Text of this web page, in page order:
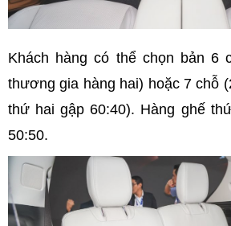
Khách hàng có thể chọn bản 6
thương gia hàng hai) hoặc 7 chỗ
thứ hai gập 60:40). Hàng ghế
50:50.